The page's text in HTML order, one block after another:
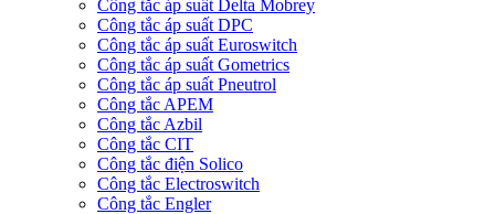
Công tắc áp suất Delta Mobrey
Công tắc áp suất DPC
Công tắc áp suất Euroswitch
Công tắc áp suất Gometrics
Công tắc áp suất Pneutrol
Công tắc APEM
Công tắc Azbil
Công tắc CIT
Công tắc điện Solico
Công tắc Electroswitch
Công tắc Engler